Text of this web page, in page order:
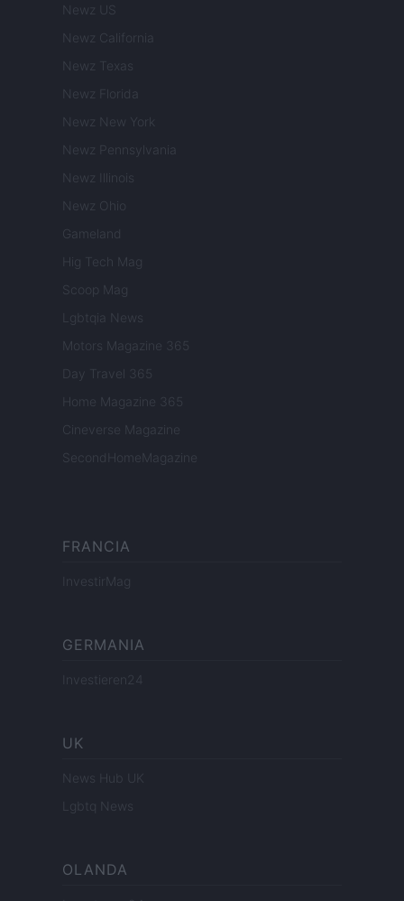
Newz US
Newz California
Newz Texas
Newz Florida
Newz New York
Newz Pennsylvania
Newz Illinois
Newz Ohio
Gameland
Hig Tech Mag
Scoop Mag
Lgbtqia News
Motors Magazine 365
Day Travel 365
Home Magazine 365
Cineverse Magazine
SecondHomeMagazine
FRANCIA
InvestirMag
GERMANIA
Investieren24
UK
News Hub UK
Lgbtq News
OLANDA